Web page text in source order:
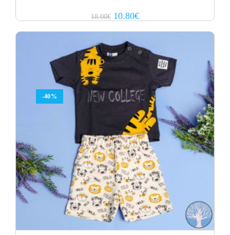
18.00€ Original
price
10.80€Current
price
-40%